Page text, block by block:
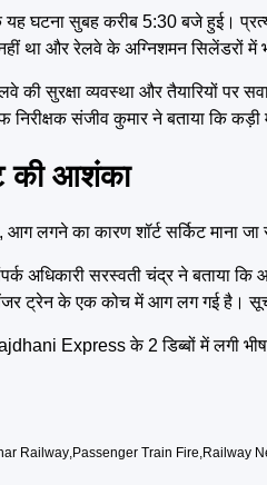
यह घटना सुबह करीब 5:30 बजे हुई।
नहीं था और रेलवे के अग्निशमन सिलेंडरों में
की सुरक्षा व्यवस्था और तैयारियों
निरीक्षक संजीव कुमार ने बताया कि
की आशंका
आग लगने का कारण शॉर्ट सर्किट माना
अधिकारी सरस्वती चंद्र ने बताया
ट्रेन के एक कोच में आग लग गई है।
Express के 2 डिब्बों में लगी
Railway,Passenger Train Fire,Railway